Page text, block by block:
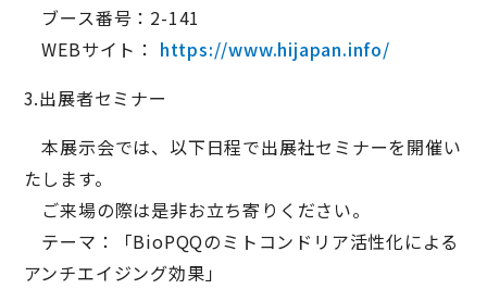
ブース番号：2-141
WEBサイト： https://www.hijapan.info/
3.出展者セミナー
本展示会では、以下日程で出展社セミナーを開催い
たします。
ご来場の際は是非お立ち寄りください。
テーマ：「BioPQQのミトコンドリア活性化による
アンチエイジング効果」